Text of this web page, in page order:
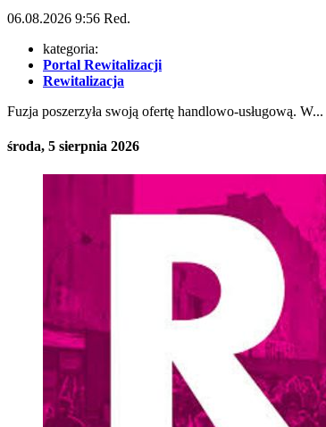
06.08.2026 9:56 Red.
kategoria:
Portal Rewitalizacji
Rewitalizacja
Fuzja poszerzyła swoją ofertę handlowo-usługową. W...
środa, 5 sierpnia 2026